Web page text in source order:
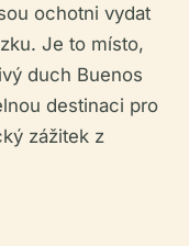
ochotni vydat
Je to místo,
duch Buenos
destinaci pro
zážitek z